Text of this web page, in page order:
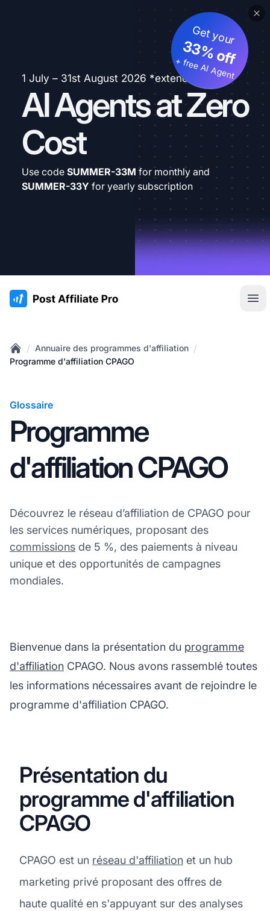
1 July – 31st August 2026 *extended
AI Agents at Zero
Cost
Get your
33% off
+ free AI Agent
Use code SUMMER-33M for monthly and
SUMMER-33Y for yearly subscription
:site.title
Home
/ Annuaire des programmes d'affiliation /
Programme d'affiliation CPAGO
Glossaire
Programme
d'affiliation CPAGO
Découvrez le réseau d’affiliation de CPAGO pour
les services numériques, proposant des
commissions de 5 %, des paiements à niveau
unique et des opportunités de campagnes
mondiales.
Bienvenue dans la présentation du programme
d'affiliation CPAGO. Nous avons rassemblé toutes
les informations nécessaires avant de rejoindre le
programme d'affiliation CPAGO.
Présentation du
programme d'affiliation
CPAGO
CPAGO est un réseau d'affiliation et un hub
marketing privé proposant des offres de
haute qualité en s'appuyant sur des analyses